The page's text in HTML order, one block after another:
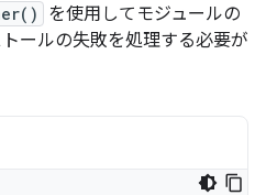
を使用してモジュールの
ールの失敗を処理する必要が